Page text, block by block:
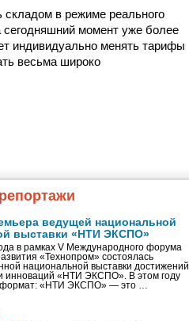
в режиме реального
сегодняшний момент уже более
индивидуально менять тарифы
весьма широко
ведущей национальной
выставки «НТИ ЭКСПО»
в рамках V Международного форума
«Технопром» состоялась
национальной выставки достижений
и инноваций «НТИ ЭКСПО». В этом году
формат: «НТИ ЭКСПО» — это …